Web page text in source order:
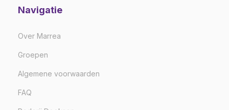
Navigatie
Over Marrea
Groepen
Algemene voorwaarden
FAQ